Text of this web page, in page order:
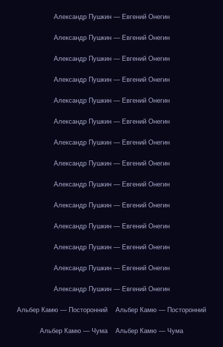
Александр Пушкин — Евгений Онегин
Александр Пушкин — Евгений Онегин
Александр Пушкин — Евгений Онегин
Александр Пушкин — Евгений Онегин
Александр Пушкин — Евгений Онегин
Александр Пушкин — Евгений Онегин
Александр Пушкин — Евгений Онегин
Александр Пушкин — Евгений Онегин
Александр Пушкин — Евгений Онегин
Александр Пушкин — Евгений Онегин
Александр Пушкин — Евгений Онегин
Александр Пушкин — Евгений Онегин
Александр Пушкин — Евгений Онегин
Александр Пушкин — Евгений Онегин
Альбер Камю — Посторонний Альбер Камю — Посторонний
Альбер Камю — Чума Альбер Камю — Чума